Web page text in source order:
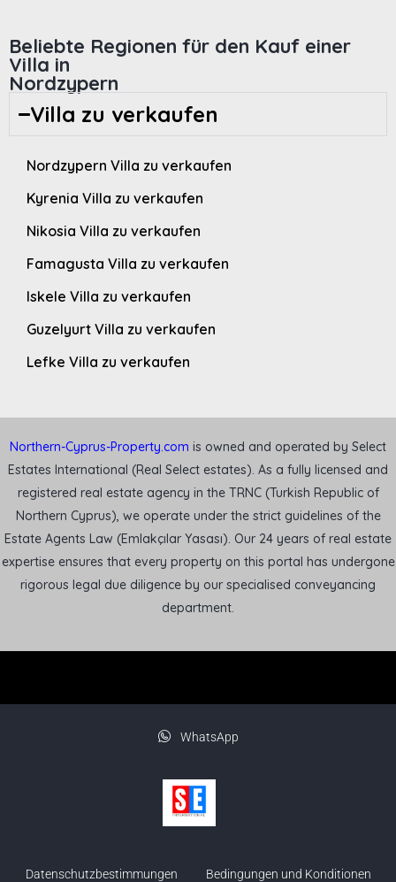
Beliebte Regionen für den Kauf einer
Villa in
Nordzypern
Villa zu verkaufen
Nordzypern Villa zu verkaufen
Kyrenia Villa zu verkaufen
Nikosia Villa zu verkaufen
Famagusta Villa zu verkaufen
Iskele Villa zu verkaufen
Guzelyurt Villa zu verkaufen
Lefke Villa zu verkaufen
Northern-Cyprus-Property.com is owned and operated by Select
Estates International (Real Select estates). As a fully licensed and
registered real estate agency in the TRNC (Turkish Republic of
Northern Cyprus), we operate under the strict guidelines of the
Estate Agents Law (Emlakçılar Yasası). Our 24 years of real estate
expertise ensures that every property on this portal has undergone
rigorous legal due diligence by our specialised conveyancing
department.
WhatsApp
Datenschutzbestimmungen Bedingungen und Konditionen